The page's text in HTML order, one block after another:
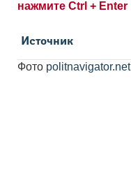
нажмите Ctrl + Enter
Источник
Фото politnavigator.net